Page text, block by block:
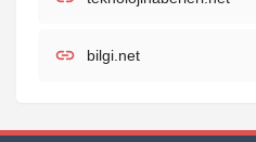
bilgi.net